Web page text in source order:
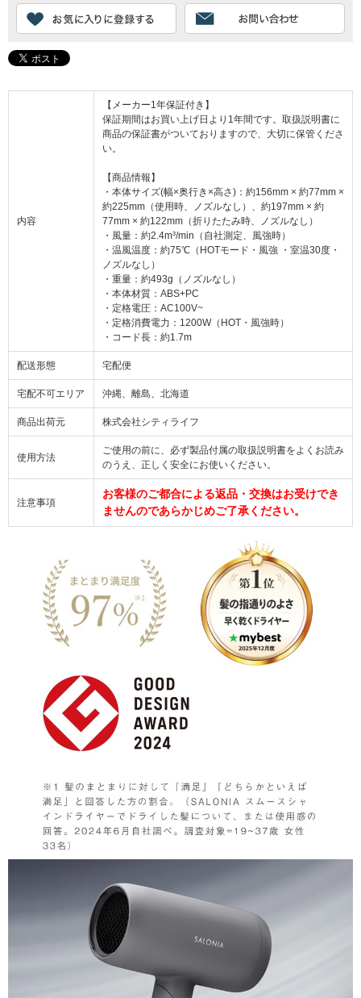
内容
【メーカー1年保証付き】
保証期間はお買い上げ日より1年間です。取扱説明書に
商品の保証書がついておりますので、大切に保管くださ
い。
【商品情報】
・本体サイズ(幅×奥行き×高さ)：約156mm × 約77mm ×
約225mm（使用時、ノズルなし）、約197mm × 約
77mm × 約122mm（折りたたみ時、ノズルなし）
・風量：約2.4m³/min（自社測定、風強時）
・温風温度：約75℃（HOTモード・風強 ・室温30度・
ノズルなし）
・重量：約493g（ノズルなし）
・本体材質：ABS+PC
・定格電圧：AC100V~
・定格消費電力：1200W（HOT・風強時）
・コード長：約1.7m
配送形態 宅配便
宅配不可エリア 沖縄、離島、北海道
商品出荷元 株式会社シティライフ
使用方法
ご使用の前に、必ず製品付属の取扱説明書をよくお読み
のうえ、正しく安全にお使いください。
注意事項
お客様のご都合による返品・交換はお受けでき
ませんのであらかじめご了承ください。